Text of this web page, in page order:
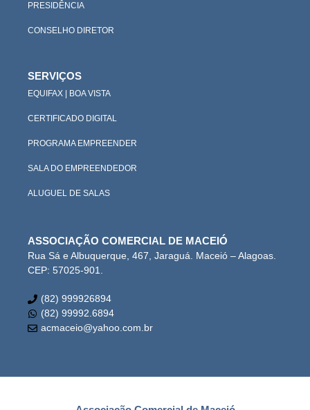
PRESIDÊNCIA
CONSELHO DIRETOR
SERVIÇOS
EQUIFAX | BOA VISTA
CERTIFICADO DIGITAL
PROGRAMA EMPREENDER
SALA DO EMPREENDEDOR
ALUGUEL DE SALAS
ASSOCIAÇÃO COMERCIAL DE MACEIÓ
Rua Sá e Albuquerque, 467, Jaraguá. Maceió – Alagoas.
CEP: 57025-901.
(82) 999926894
(82) 99992.6894
acmaceio@yahoo.com.br